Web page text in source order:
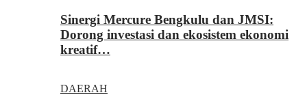
Sinergi Mercure Bengkulu dan JMSI:
Dorong investasi dan ekosistem ekonomi
kreatif…
DAERAH